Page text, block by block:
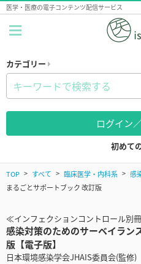
医学・医療の電子コンテンツ配信サービス
カテゴリー
ログイン
初めて
TOP すべて 臨床医学・内科系 感
まるごとサポートブック 改訂版
≪インフェクションコントロール別
感染対策のためのサーベイラン
版【電子版】
日本環境感染学会JHAIS委員会(監修)